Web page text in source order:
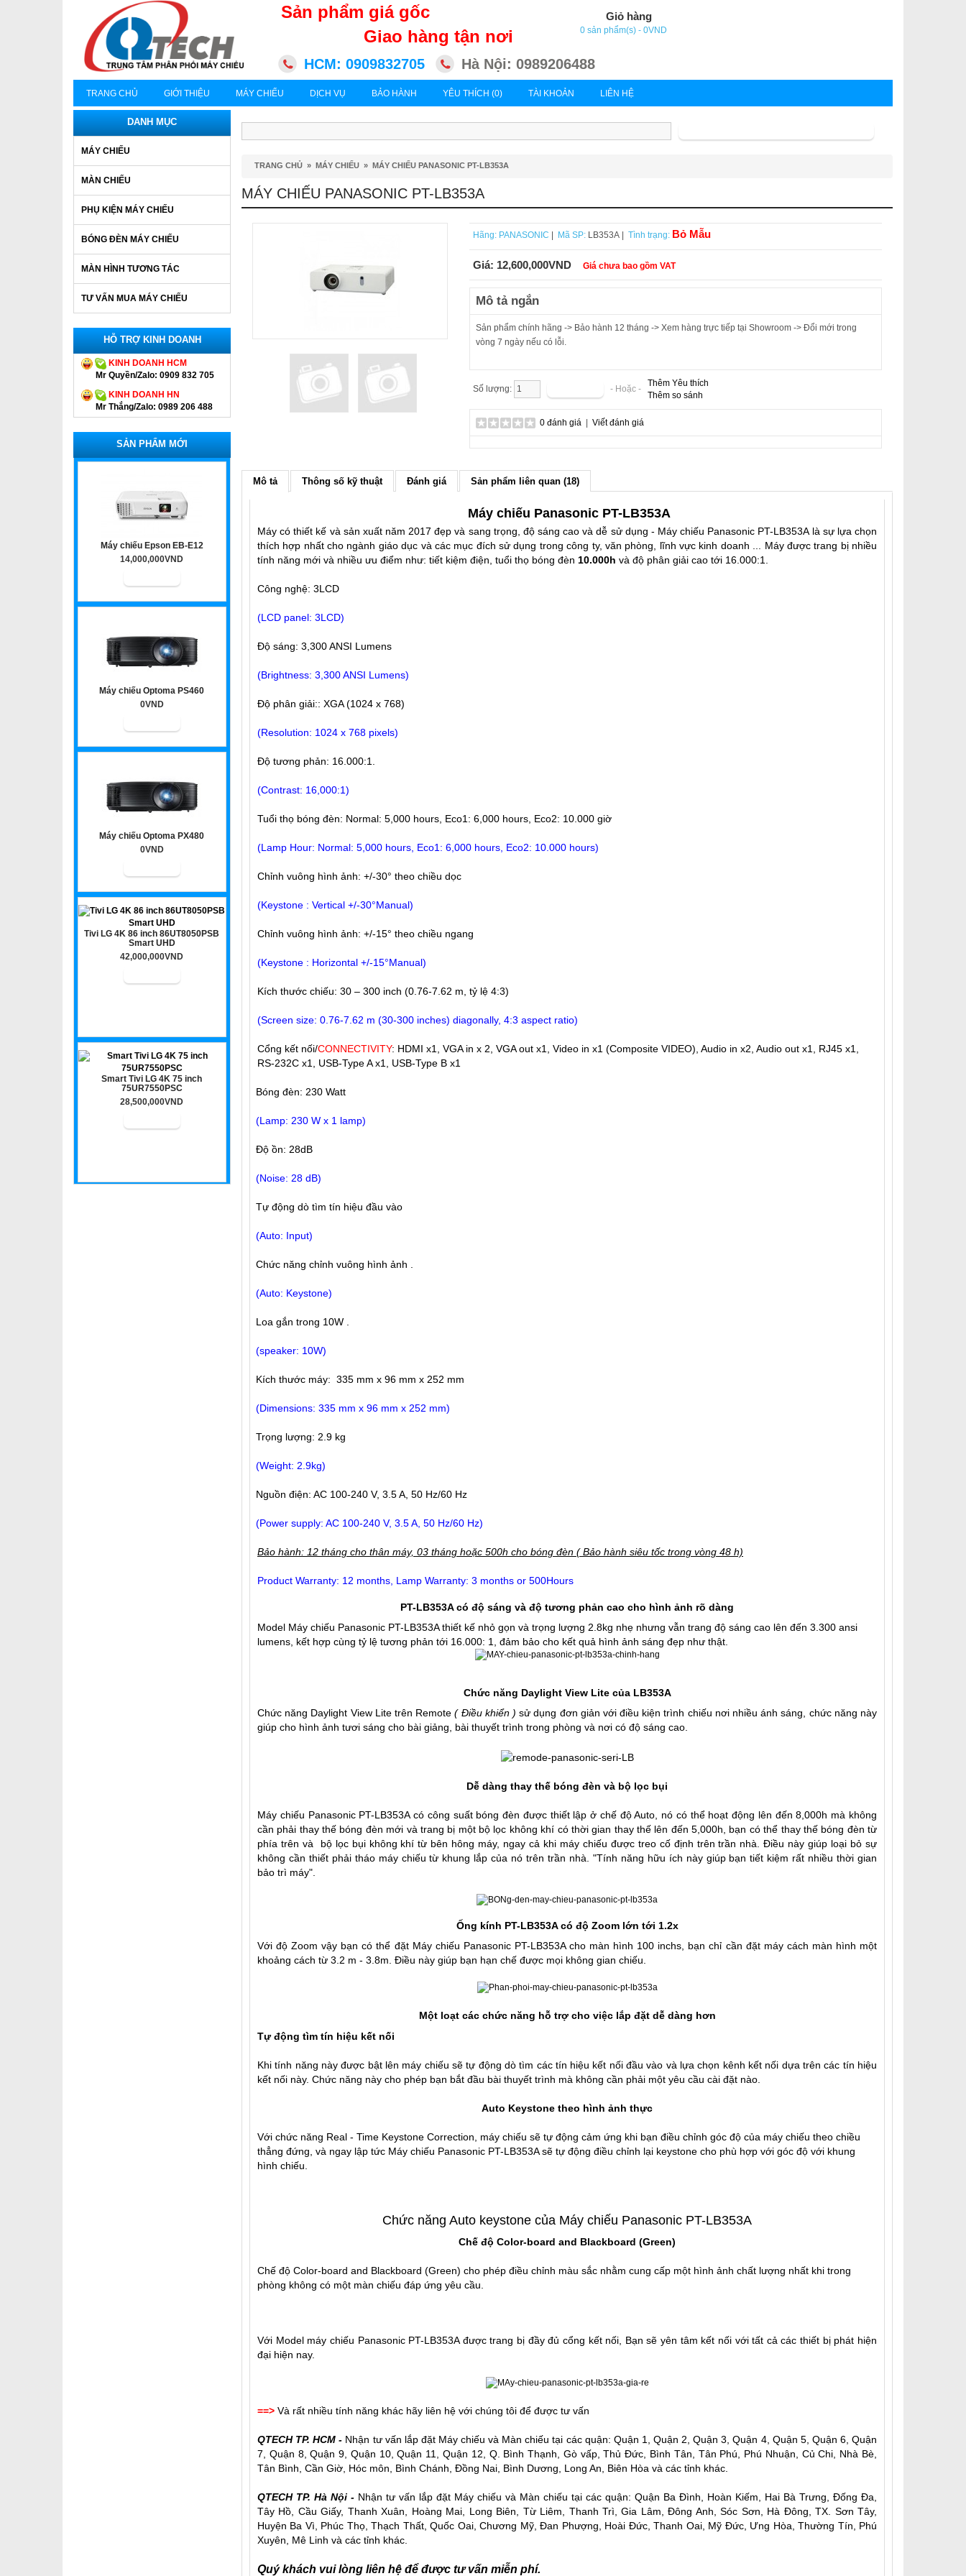
Sản phẩm giá gốc
Giao hàng tận nơi
Giỏ hàng
0 sản phẩm(s) - 0VND
HCM: 0909832705 Hà Nội: 0989206488
TRANG CHỦ GIỚI THIỆU MÁY CHIẾU DỊCH VỤ BẢO HÀNH YÊU THÍCH (0) TÀI KHOẢN LIÊN HỆ
DANH MỤC
MÁY CHIẾU
MÀN CHIẾU
PHỤ KIỆN MÁY CHIẾU
BÓNG ĐÈN MÁY CHIẾU
MÀN HÌNH TƯƠNG TÁC
TƯ VẤN MUA MÁY CHIẾU
HỖ TRỢ KINH DOANH
KINH DOANH HCM
Mr Quyền/Zalo: 0909 832 705
KINH DOANH HN
Mr Thắng/Zalo: 0989 206 488
SẢN PHẨM MỚI
Máy chiếu Epson EB-E12
14,000,000VND
Máy chiếu Optoma PS460
0VND
Máy chiếu Optoma PX480
0VND
Tivi LG 4K 86 inch 86UT8050PSB
Smart UHD
42,000,000VND
Smart Tivi LG 4K 75 inch
75UR7550PSC
28,500,000VND
TRANG CHỦ » MÁY CHIẾU » MÁY CHIẾU PANASONIC PT-LB353A
MÁY CHIẾU PANASONIC PT-LB353A
Hãng: PANASONIC Mã SP:LB353A | Tình trạng: Bỏ Mẫu
Giá: 12,600,000VND Giá chưa bao gồm VAT
Mô tả ngắn
Sản phẩm chính hãng -> Bảo hành 12 tháng -> Xem hàng trực tiếp tại Showroom -> Đổi mới trong
vòng 7 ngày nếu có lỗi.
Số lượng: - Hoặc -
Thêm Yêu thích
Thêm so sánh
0 đánh giá| Viết đánh giá
Mô tả Thông số kỹ thuật Đánh giá Sản phẩm liên quan (18)
Máy chiếu Panasonic PT-LB353A
Máy có thiết kế và sản xuất năm 2017 đẹp và sang trọng, độ sáng cao và dễ sử dụng - Máy chiếu Panasonic PT-LB353A là sự lựa chọn
thích hợp nhất cho ngành giáo dục và các mục đích sử dụng trong công ty, văn phòng, lĩnh vực kinh doanh ... Máy được trang bị nhiều
tính năng mới và nhiều ưu điểm như: tiết kiệm điện, tuổi thọ bóng đèn 10.000h và độ phân giải cao tới 16.000:1.
Công nghệ: 3LCD
(LCD panel: 3LCD)
Độ sáng: 3,300 ANSI Lumens
(Brightness: 3,300 ANSI Lumens)
Độ phân giải:: XGA (1024 x 768)
(Resolution: 1024 x 768 pixels)
Độ tương phản: 16.000:1.
(Contrast: 16,000:1)
Tuổi thọ bóng đèn: Normal: 5,000 hours, Eco1: 6,000 hours, Eco2: 10.000 giờ
(Lamp Hour: Normal: 5,000 hours, Eco1: 6,000 hours, Eco2: 10.000 hours)
Chỉnh vuông hình ảnh: +/-30° theo chiều dọc
(Keystone : Vertical +/-30°Manual)
Chỉnh vuông hình ảnh: +/-15° theo chiều ngang
(Keystone : Horizontal +/-15°Manual)
Kích thước chiếu: 30 – 300 inch (0.76-7.62 m, tỷ lệ 4:3)
(Screen size: 0.76-7.62 m (30-300 inches) diagonally, 4:3 aspect ratio)
Cổng kết nối/CONNECTIVITY: HDMI x1, VGA in x 2, VGA out x1, Video in x1 (Composite VIDEO), Audio in x2, Audio out x1, RJ45 x1,
RS-232C x1, USB-Type A x1, USB-Type B x1
Bóng đèn: 230 Watt
(Lamp: 230 W x 1 lamp)
Độ ồn: 28dB
(Noise: 28 dB)
Tự động dò tìm tín hiệu đầu vào
(Auto: Input)
Chức năng chỉnh vuông hình ảnh .
(Auto: Keystone)
Loa gắn trong 10W .
(speaker: 10W)
Kích thước máy: 335 mm x 96 mm x 252 mm
(Dimensions: 335 mm x 96 mm x 252 mm)
Trọng lượng: 2.9 kg
(Weight: 2.9kg)
Nguồn điện: AC 100-240 V, 3.5 A, 50 Hz/60 Hz
(Power supply: AC 100-240 V, 3.5 A, 50 Hz/60 Hz)
Bảo hành: 12 tháng cho thân máy, 03 tháng hoặc 500h cho bóng đèn ( Bảo hành siêu tốc trong vòng 48 h)
Product Warranty: 12 months, Lamp Warranty: 3 months or 500Hours
PT-LB353A có độ sáng và độ tương phản cao cho hình ảnh rõ dàng
Model Máy chiếu Panasonic PT-LB353A thiết kế nhỏ gọn và trọng lượng 2.8kg nhẹ nhưng vẫn trang độ sáng cao lên đến 3.300 ansi
lumens, kết hợp cùng tỷ lệ tương phản tới 16.000: 1, đảm bảo cho kết quả hình ảnh sáng đẹp như thật.
Chức năng Daylight View Lite của LB353A
Chức năng Daylight View Lite trên Remote( Điều khiển ) sử dụng đơn giản với điều kiện trình chiếu nơi nhiều ánh sáng, chức năng này
giúp cho hình ảnh tươi sáng cho bài giảng, bài thuyết trình trong phòng và nơi có độ sáng cao.
Dễ dàng thay thế bóng đèn và bộ lọc bụi
Máy chiếu Panasonic PT-LB353A có công suất bóng đèn được thiết lập ở chế độ Auto, nó có thể hoạt động lên đến 8,000h mà không
cần phải thay thế bóng đèn mới và trang bị một bộ lọc không khí có thời gian thay thế lên đến 5,000h, bạn có thể thay thế bóng đèn từ
phía trên và bộ lọc bụi không khí từ bên hông máy, ngay cả khi máy chiếu được treo cố định trên trần nhà. Điều này giúp loại bỏ sự
không cần thiết phải tháo máy chiếu từ khung lắp của nó trên trần nhà. "Tính năng hữu ích này giúp bạn tiết kiệm rất nhiều thời gian
bảo trì máy".
Ống kính PT-LB353A có độ Zoom lớn tới 1.2x
Với độ Zoom vậy bạn có thể đặt Máy chiếu Panasonic PT-LB353A cho màn hình 100 inchs, bạn chỉ cần đặt máy cách màn hình một
khoảng cách từ 3.2 m - 3.8m. Điều này giúp bạn hạn chế được mọi không gian chiếu.
Một loạt các chức năng hỗ trợ cho việc lắp đặt dễ dàng hơn
Tự động tìm tín hiệu kết nối
Khi tính năng này được bật lên máy chiếu sẽ tự động dò tìm các tín hiệu kết nối đầu vào và lựa chọn kênh kết nối dựa trên các tín hiệu
kết nối này. Chức năng này cho phép bạn bắt đầu bài thuyết trình mà không cần phải một yêu cầu cài đặt nào.
Auto Keystone theo hình ảnh thực
Với chức năng Real - Time Keystone Correction, máy chiếu sẽ tự động cảm ứng khi bạn điều chỉnh góc độ của máy chiếu theo chiều
thẳng đứng, và ngay lập tức Máy chiếu Panasonic PT-LB353Asẽ tự động điều chỉnh lại keystone cho phù hợp với góc độ với khung
hình chiếu.
Chức năng Auto keystone của Máy chiếu Panasonic PT-LB353A
Chế độ Color-board and Blackboard (Green)
Chế độ Color-board and Blackboard (Green) cho phép điều chỉnh màu sắc nhằm cung cấp một hình ảnh chất lượng nhất khi trong
phòng không có một màn chiếu đáp ứng yêu cầu.
Với Model máy chiếu Panasonic PT-LB353A được trang bị đầy đủ cổng kết nối, Bạn sẽ yên tâm kết nối với tất cả các thiết bị phát hiện
đại hiện nay.
==> Và rất nhiều tính năng khác hãy liên hệ với chúng tôi để được tư vấn
QTECH TP. HCM - Nhận tư vấn lắp đặt Máy chiếu và Màn chiếu tại các quận: Quận 1, Quận 2, Quận 3, Quận 4, Quận 5, Quận 6, Quận
7, Quận 8, Quận 9, Quận 10, Quận 11, Quận 12, Q. Bình Thạnh, Gò vấp, Thủ Đức, Bình Tân, Tân Phú, Phú Nhuận, Củ Chi, Nhà Bè,
Tân Bình, Cần Giờ, Hóc môn, Bình Chánh, Đồng Nai, Bình Dương, Long An, Biên Hòa và các tỉnh khác.
QTECH TP. Hà Nội - Nhận tư vấn lắp đặt Máy chiếu và Màn chiếu tại các quận: Quận Ba Đình, Hoàn Kiếm, Hai Bà Trưng, Đống Đa,
Tây Hồ, Cầu Giấy, Thanh Xuân, Hoàng Mai, Long Biên, Từ Liêm, Thanh Trì, Gia Lâm, Đông Anh, Sóc Sơn, Hà Đông, TX. Sơn Tây,
Huyện Ba Vì, Phúc Thọ, Thạch Thất, Quốc Oai, Chương Mỹ, Đan Phượng, Hoài Đức, Thanh Oai, Mỹ Đức, Ưng Hòa, Thường Tín, Phú
Xuyên, Mê Linh và các tỉnh khác.
Quý khách vui lòng liên hệ để được tư vấn miễn phí.